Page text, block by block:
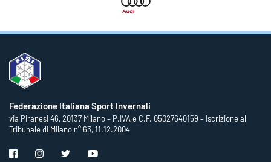
Federazione Italiana Sport Invernali
via Piranesi 46, 20137 Milano – P.IVA e C.F. 05027640159 – Iscrizione al
Tribunale di Milano n° 63, 11.12.2004